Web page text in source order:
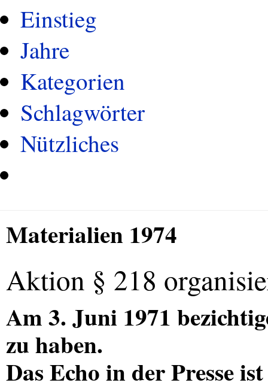
Einstieg
Jahre
Kategorien
Schlagwörter
Nützliches
Materialien 1974
Aktion § 218
Am 3. Juni 1971
zu haben.
Das Echo in der Presse